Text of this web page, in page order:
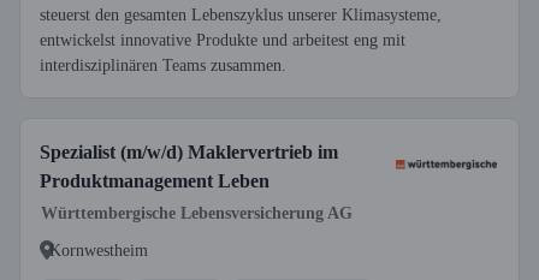
steuerst den gesamten Lebenszyklus unserer Klimasysteme,
entwickelst innovative Produkte und arbeitest eng mit
interdisziplinären Teams zusammen.
Spezialist (m/w/d) Maklervertrieb im
Produktmanagement Leben
Württembergische Lebensversicherung AG
Kornwestheim